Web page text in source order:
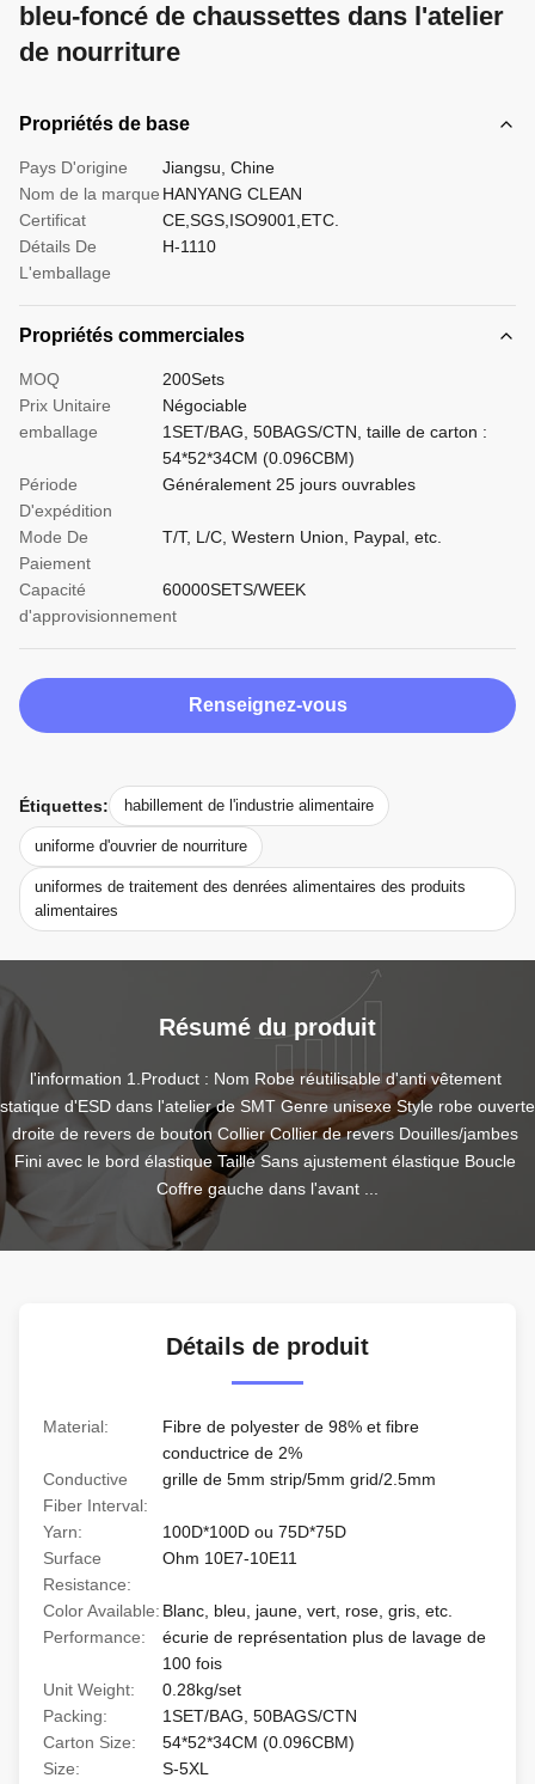
bleu-foncé de chaussettes dans l'atelier
de nourriture
Propriétés de base
Pays D'origine
Jiangsu, Chine
Nom de la marque HANYANG CLEAN
Certificat
CE,SGS,ISO9001,ETC.
Détails De
L'emballage
H-1110
Propriétés commerciales
MOQ
200Sets
Prix Unitaire
Négociable
emballage
1SET/BAG, 50BAGS/CTN, taille de carton :
54*52*34CM (0.096CBM)
Période
D'expédition
Généralement 25 jours ouvrables
Mode De
Paiement
T/T, L/C, Western Union, Paypal, etc.
Capacité
d'approvisionnement
60000SETS/WEEK
Renseignez-vous
Étiquettes: habillement de l'industrie alimentaire
uniforme d'ouvrier de nourriture
uniformes de traitement des denrées alimentaires des produits
alimentaires
Résumé du produit
l'information 1.Product : Nom Robe réutilisable d'anti vêtement
statique d'ESD dans l'atelier de SMT Genre unisexe Style robe ouverte
droite de revers de bouton Collier Collier de revers Douilles/jambes
Fini avec le bord élastique Taille Sans ajustement élastique Boucle
Coffre gauche dans l'avant ...
Détails de produit
Material:
Fibre de polyester de 98% et fibre
conductrice de 2%
Conductive
Fiber Interval:
grille de 5mm strip/5mm grid/2.5mm
Yarn:
100D*100D ou 75D*75D
Surface
Resistance:
Ohm 10E7-10E11
Color Available: Blanc, bleu, jaune, vert, rose, gris, etc.
Performance:
écurie de représentation plus de lavage de
100 fois
Unit Weight:
0.28kg/set
Packing:
1SET/BAG, 50BAGS/CTN
Carton Size:
54*52*34CM (0.096CBM)
Size:
S-5XL